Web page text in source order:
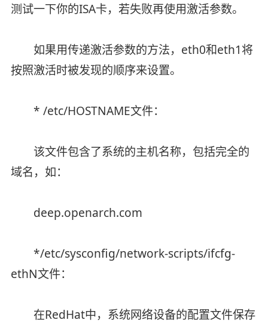
测试一下你的ISA卡，若失败再使用激活参数。
如果用传递激活参数的方法，eth0和eth1将
按照激活时被发现的顺序来设置。
* /etc/HOSTNAME文件：
该文件包含了系统的主机名称，包括完全的
域名，如：
deep.openarch.com
*/etc/sysconfig/network-scripts/ifcfg-
ethN文件：
在RedHat中，系统网络设备的配置文件保存